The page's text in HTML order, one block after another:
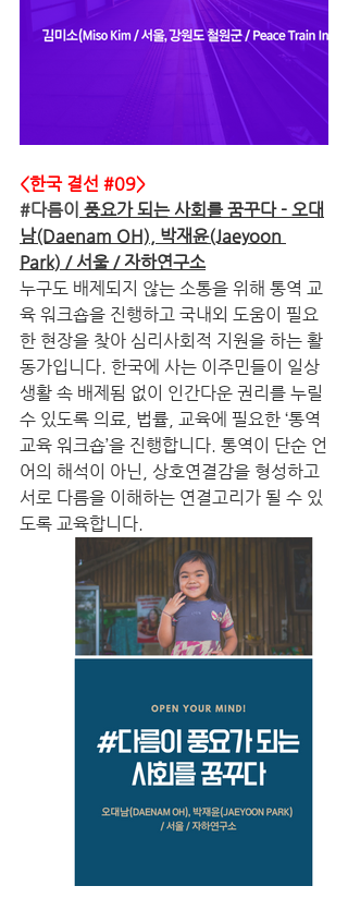
<한국 결선 #09>
#다름이 풍요가 되는 사회를 꿈꾸다 - 오대
남(Daenam OH), 박재윤(Jaeyoon
Park) / 서울 / 자하연구소
누구도 배제되지 않는 소통을 위해 통역 교
육 워크숍을 진행하고 국내외 도움이 필요
한 현장을 찾아 심리사회적 지원을 하는 활
동가입니다. 한국에 사는 이주민들이 일상
생활 속 배제됨 없이 인간다운 권리를 누릴
수 있도록 의료, 법률, 교육에 필요한 ‘통역
교육 워크숍’을 진행합니다. 통역이 단순 언
어의 해석이 아닌, 상호연결감을 형성하고
서로 다름을 이해하는 연결고리가 될 수 있
도록 교육합니다.